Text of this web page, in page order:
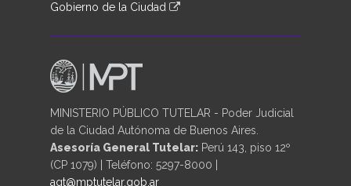
Gobierno de la Ciudad
MINISTERIO PÚBLICO TUTELAR - Poder Judicial
de la Ciudad Autónoma de Buenos Aires.
Asesoría General Tutelar: Perú 143, piso 12º
(CP 1079) | Teléfono: 5297-8000 |
agt@mptutelar.gob.ar